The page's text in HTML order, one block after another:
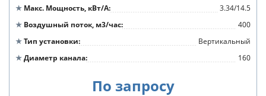
Макс. Мощность, кВт/А
3.34/14.5
Воздушный поток, м3/час
400
Тип установки
Вертикальный
Диаметр канала
160
По запросу